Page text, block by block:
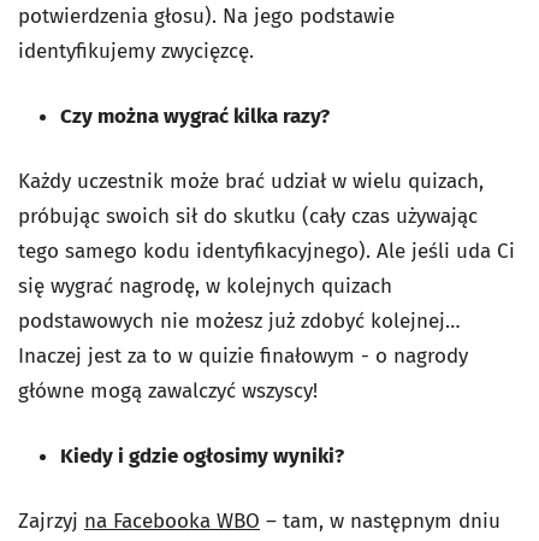
potwierdzenia głosu). Na jego podstawie
identyfikujemy zwycięzcę.
Czy można wygrać kilka razy?
Każdy uczestnik może brać udział w wielu quizach,
próbując swoich sił do skutku (cały czas używając
tego samego kodu identyfikacyjnego). Ale jeśli uda Ci
się wygrać nagrodę, w kolejnych quizach
podstawowych nie możesz już zdobyć kolejnej…
Inaczej jest za to w quizie finałowym - o nagrody
główne mogą zawalczyć wszyscy!
Kiedy i gdzie ogłosimy wyniki?
Zajrzyj na Facebooka WBO – tam, w następnym dniu